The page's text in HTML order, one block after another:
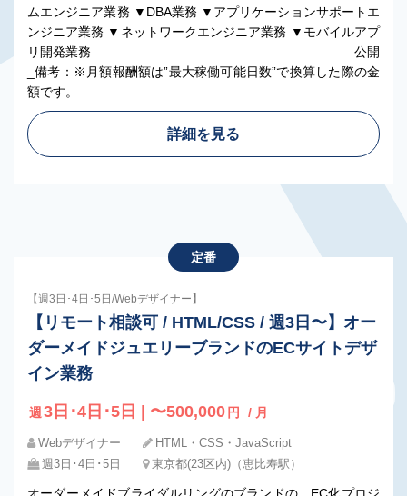
ムエンジニア業務 ▼DBA業務 ▼アプリケーションサポートエ
ンジニア業務 ▼ネットワークエンジニア業務 ▼モバイルアプ
リ開発業務 公開
_備考：※月額報酬額は”最大稼働可能日数”で換算した際の金
額です。
詳細を見る
定番
【週3日･4日･5日/Webデザイナー】
【リモート相談可 / HTML/CSS / 週3日〜】オー
ダーメイドジュエリーブランドのECサイトデザ
イン業務
週 3日･4日･5日 | 〜500,000 円 / 月
Webデザイナー
HTML・CSS・JavaScript
週3日･4日･5日
東京都(23区内)（恵比寿駅）